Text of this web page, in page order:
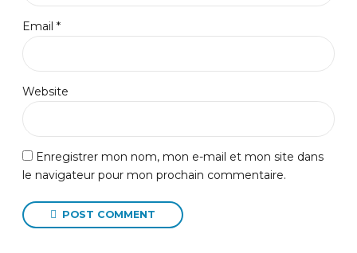
Email *
Website
Enregistrer mon nom, mon e-mail et mon site dans
le navigateur pour mon prochain commentaire.
POST COMMENT